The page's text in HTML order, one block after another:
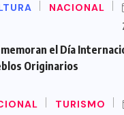
NACIONAL
el Día
Originarios
TURISMO